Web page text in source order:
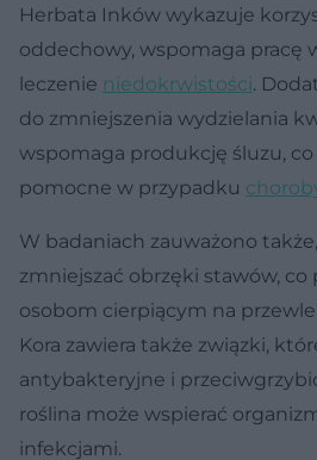
Herbata Inków wykazuje
oddechowy, wspomaga pracę
leczenie niedokrwistości.
do zmniejszenia wydzielania
wspomaga produkcję śluzu,
pomocne w przypadku
W badaniach zauważono
zmniejszać obrzęki stawów, co
osobom cierpiącym na
Kora zawiera także związki,
antybakteryjne i
roślina może wspierać
infekcjami.